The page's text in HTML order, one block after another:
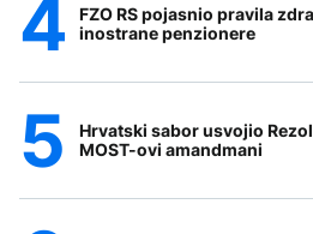
FZO RS pojasnio pravila
inostrane penzionere
Hrvatski sabor usvojio
MOST-ovi amandmani